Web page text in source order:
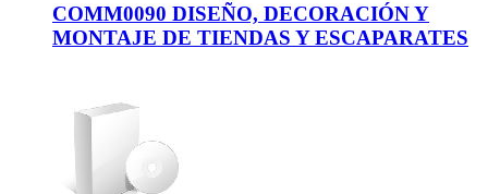
COMM0090 DISEÑO, DECORACIÓN Y
MONTAJE DE TIENDAS Y ESCAPARATES